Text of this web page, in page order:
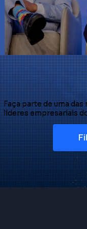
Faça parte de uma
líderes empresariais